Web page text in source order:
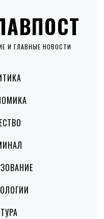
И ГЛАВНЫЕ НОВОСТИ